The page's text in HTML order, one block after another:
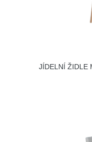
JÍDELNÍ ŽIDLE